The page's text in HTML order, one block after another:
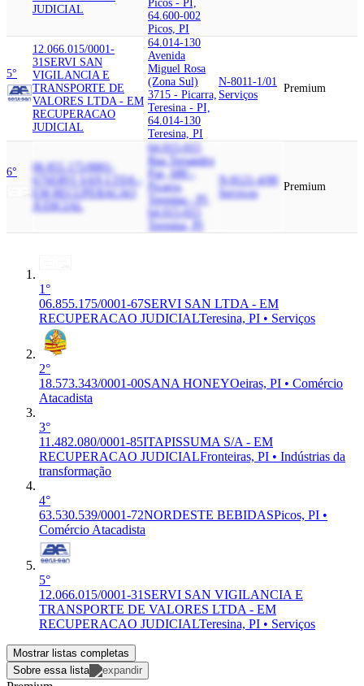
JUDICIAL
Picos - PI,
64.600-002
Picos, PI
5°
12.066.015/0001-
31 SERVI SAN
VIGILANCIA E
TRANSPORTE DE
VALORES LTDA - EM
RECUPERACAO
JUDICIAL
64.014-130
Avenida
Miguel Rosa
(Zona Sul)
3715 - Picarra,
Teresina - PI,
64.014-130
Teresina, PI
N-8011-1/01
Serviços
Premium
6°
06.855.175/0001-
SERVI SAN LTDA -
EM RECUPERACAO
JUDICIAL
64.015-015
Rua Tersandro
Paz, 680 -
Picarra,
Teresina - PI,
64.015-015
Teresina, PI
N-8121-4/00
Serviços
Premium
1°
06.855.175/0001-67SERVI SAN LTDA - EM
RECUPERACAO JUDICIALTeresina, PI • Serviços
2°
18.573.343/0001-00SANA HONEYOeiras, PI • Comércio
Atacadista
3°
11.482.080/0001-85ITAPISSUMA S/A - EM
RECUPERACAO JUDICIALFronteiras, PI • Indústrias da
transformação
4°
63.530.539/0001-72NORDESTE BEBIDASPicos, PI •
Comércio Atacadista
5°
12.066.015/0001-31 SERVI SAN VIGILANCIA E
TRANSPORTE DE VALORES LTDA - EM
RECUPERACAO JUDICIALTeresina, PI • Serviços
Mostrar listas completas
Sobre essa lista